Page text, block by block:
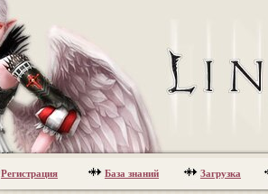
Регистрация База знаний Загрузка